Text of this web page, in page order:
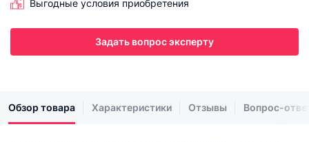
Выгодные условия приобретения
Задать вопрос эксперту
Обзор товара Характеристики Отзывы Вопрос-